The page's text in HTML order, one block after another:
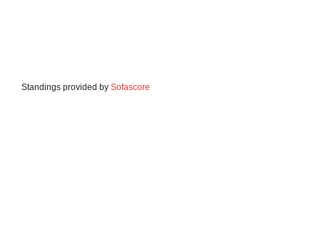
Standings provided by Sofascore